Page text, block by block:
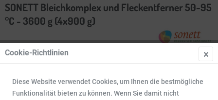
SONETT Bleichkomplex und Fleckentferner 50-95
°C - 3600 g (4x900 g)
Cookie-Richtlinien
Diese Website verwendet Cookies, um Ihnen die bestmögliche
Funktionalität bieten zu können. Wenn Sie damit nicht